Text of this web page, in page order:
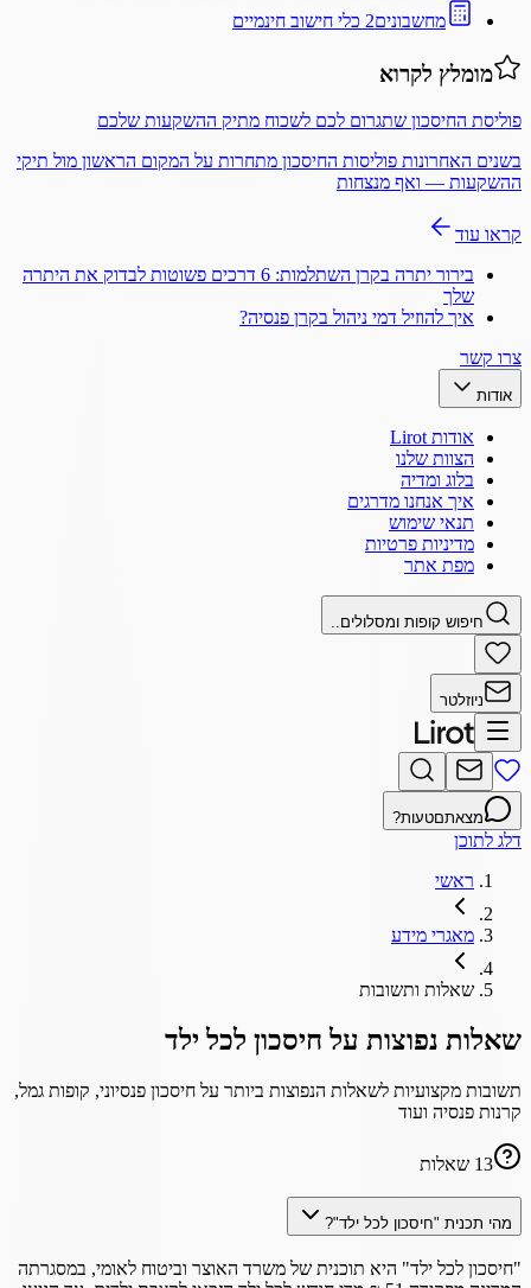
מחשבונים2 כלי חישוב חינמיים
מומלץ לקרוא
פוליסת החיסכון שתגרום לכם לשכוח מתיק ההשקעות שלכם
בשנים האחרונות פוליסות החיסכון מתחרות על המקום הראשון מול תיקי
ההשקעות — ואף מנצחות
קראו עוד
בירור יתרה בקרן השתלמות: 6 דרכים פשוטות לבדוק את היתרה
שלך
איך להוזיל דמי ניהול בקרן פנסיה?
צרו קשר
אודות
אודות Lirot
הצוות שלנו
בלוג ומדיה
איך אנחנו מדרגים
תנאי שימוש
מדיניות פרטיות
מפת אתר
חיפוש קופות ומסלולים..
ניוזלטר
מצאתםטעות?
דלג לתוכן
ראשי
מאגרי מידע
שאלות ותשובות
שאלות נפוצות על חיסכון לכל ילד
תשובות מקצועיות לשאלות הנפוצות ביותר על חיסכון פנסיוני, קופות גמל,
קרנות פנסיה ועוד
13 שאלות
מהי תכנית "חיסכון לכל ילד"?
"חיסכון לכל ילד" היא תוכנית של משרד האוצר וביטוח לאומי, במסגרתה